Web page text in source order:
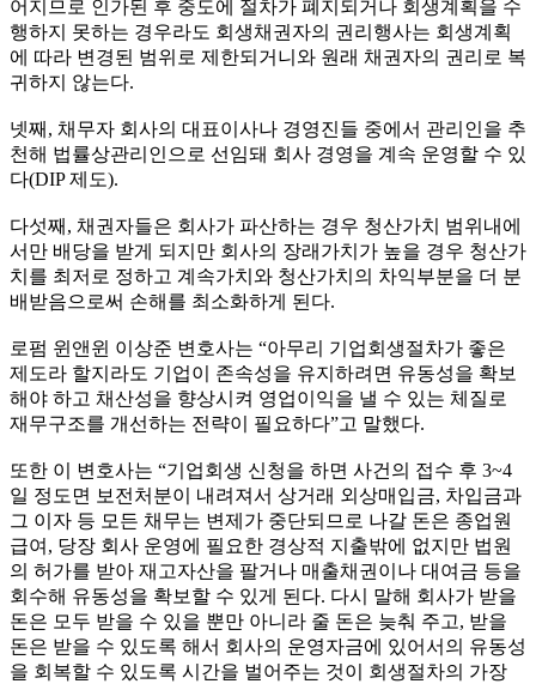
어지므로 인가된 후 중도에 절차가 폐지되거나 회생계획을 수
행하지 못하는 경우라도 회생채권자의 권리행사는 회생계획
에 따라 변경된 범위로 제한되거니와 원래 채권자의 권리로 복
귀하지 않는다.
넷째, 채무자 회사의 대표이사나 경영진들 중에서 관리인을 추
천해 법률상관리인으로 선임돼 회사 경영을 계속 운영할 수 있
다(DIP 제도).
다섯째, 채권자들은 회사가 파산하는 경우 청산가치 범위내에
서만 배당을 받게 되지만 회사의 장래가치가 높을 경우 청산가
치를 최저로 정하고 계속가치와 청산가치의 차익부분을 더 분
배받음으로써 손해를 최소화하게 된다.
로펌 윈앤윈 이상준 변호사는 “아무리 기업회생절차가 좋은
제도라 할지라도 기업이 존속성을 유지하려면 유동성을 확보
해야 하고 채산성을 향상시켜 영업이익을 낼 수 있는 체질로
재무구조를 개선하는 전략이 필요하다”고 말했다.
또한 이 변호사는 “기업회생 신청을 하면 사건의 접수 후 3~4
일 정도면 보전처분이 내려져서 상거래 외상매입금, 차입금과
그 이자 등 모든 채무는 변제가 중단되므로 나갈 돈은 종업원
급여, 당장 회사 운영에 필요한 경상적 지출밖에 없지만 법원
의 허가를 받아 재고자산을 팔거나 매출채권이나 대여금 등을
회수해 유동성을 확보할 수 있게 된다. 다시 말해 회사가 받을
돈은 모두 받을 수 있을 뿐만 아니라 줄 돈은 늦춰 주고, 받을
돈은 받을 수 있도록 해서 회사의 운영자금에 있어서의 유동성
을 회복할 수 있도록 시간을 벌어주는 것이 회생절차의 가장